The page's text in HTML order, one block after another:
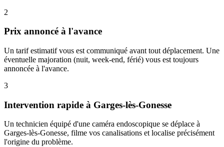
2
Prix annoncé à l'avance
Un tarif estimatif vous est communiqué avant tout déplacement. Une
éventuelle majoration (nuit, week-end, férié) vous est toujours
annoncée à l'avance.
3
Intervention rapide à Garges-lès-Gonesse
Un technicien équipé d'une caméra endoscopique se déplace à
Garges-lès-Gonesse, filme vos canalisations et localise précisément
l'origine du problème.